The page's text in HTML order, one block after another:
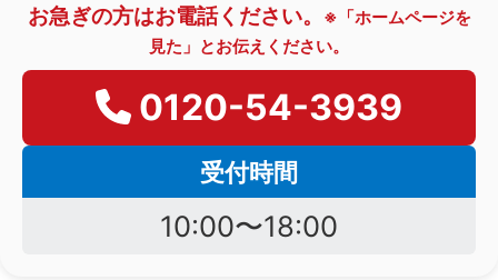
お急ぎの方はお電話ください。
※「ホームページを
見た」とお伝えください。
0120-54-3939
受付時間
10:00〜18:00